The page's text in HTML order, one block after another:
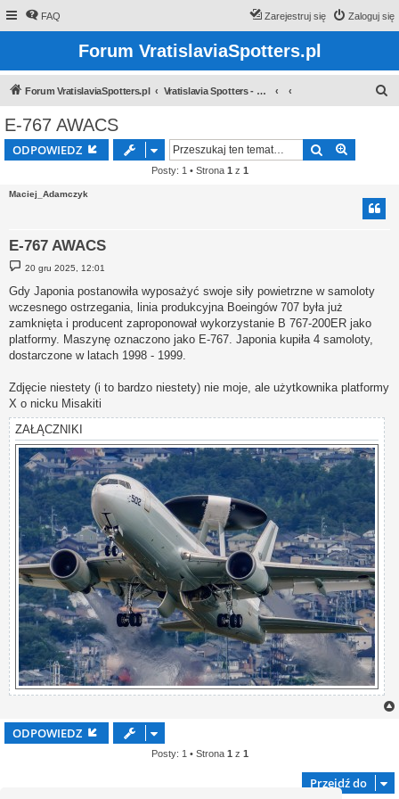
FAQ Zaloguj się
Zarejestruj się
Forum VratislaviaSpotters.pl
Forum VratislaviaSpotters.pl Vratislavia Spotters - Wroclawska grupa spotterska
E-767 AWACS
ODPOWIEDZ Szukaj
Posty: 1 • Strona 1 z 1
Maciej_Adamczyk
E-767 AWACS
P
o
s
t
20 gru 2025, 12:01
Gdy Japonia postanowiła wyposażyć swoje siły powietrzne w samoloty
wczesnego ostrzegania, linia produkcyjna Boeingów 707 była już
zamknięta i producent zaproponował wykorzystanie B 767-200ER jako
platformy. Maszynę oznaczono jako E-767. Japonia kupiła 4 samoloty,
dostarczone w latach 1998 - 1999.
Zdjęcie niestety (i to bardzo niestety) nie moje, ale użytkownika platformy
X o nicku Misakiti
ZAŁĄCZNIKI
ODPOWIEDZ
Posty: 1 • Strona 1 z 1
Przejdź do